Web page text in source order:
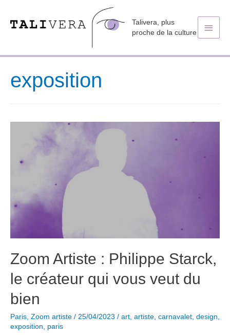
Talivera, plus
proche de la culture
Menu
exposition
Zoom Artiste : Philippe Starck,
le créateur qui vous veut du
bien
Paris, Zoom artiste / 25/04/2023 / art, artiste, carnavalet, design,
exposition, paris